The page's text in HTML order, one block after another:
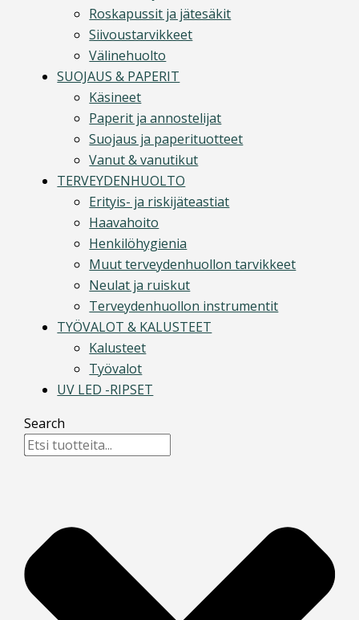
Roskapussit ja jätesäkit
Siivoustarvikkeet
Välinehuolto
SUOJAUS & PAPERIT
Käsineet
Paperit ja annostelijat
Suojaus ja paperituotteet
Vanut & vanutikut
TERVEYDENHUOLTO
Erityis- ja riskijäteastiat
Haavahoito
Henkilöhygienia
Muut terveydenhuollon tarvikkeet
Neulat ja ruiskut
Terveydenhuollon instrumentit
TYÖVALOT & KALUSTEET
Kalusteet
Työvalot
UV LED -RIPSET
Search